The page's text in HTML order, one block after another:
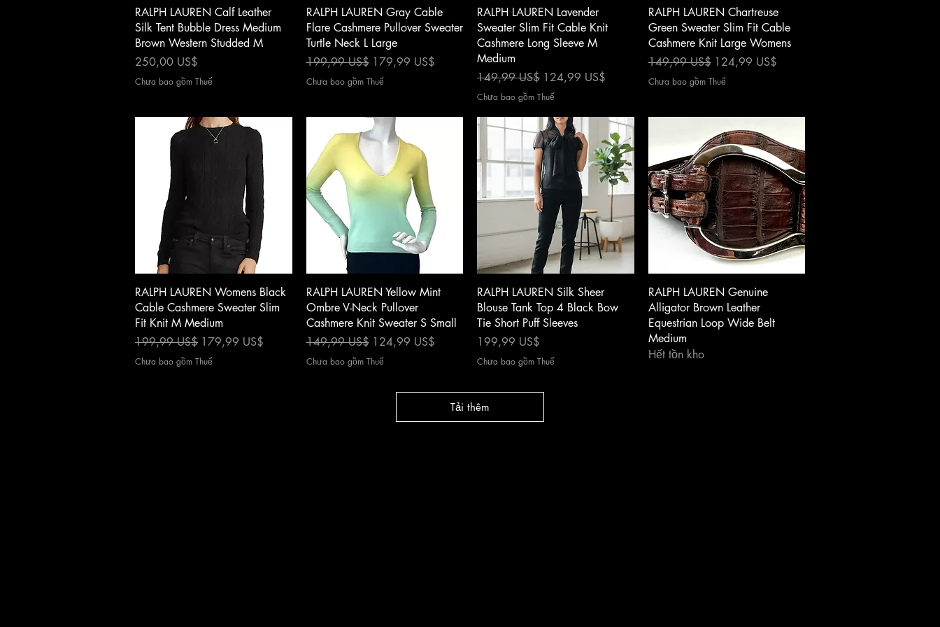
Xem nhanh
RALPH LAUREN Calf Leather
Silk Tent Bubble Dress Medium
Brown Western Studded M
Giá
250,00 US$
Chưa bao gồm Thuế
Xem nhanh
RALPH LAUREN Gray Cable
Flare Cashmere Pullover Sweater
Turtle Neck L Large
Giá thông thường
199,99 US$ Giá bán rẻ
179,99 US$
Chưa bao gồm Thuế
Xem nhanh
RALPH LAUREN Lavender
Sweater Slim Fit Cable Knit
Cashmere Long Sleeve M
Medium
Giá thông thường
149,99 US$ Giá bán rẻ
124,99 US$
Chưa bao gồm Thuế
Xem nhanh
RALPH LAUREN Chartreuse
Green Sweater Slim Fit Cable
Cashmere Knit Large Womens
Giá thông thường
149,99 US$ Giá bán rẻ
124,99 US$
Chưa bao gồm Thuế
Xem nhanh
RALPH LAUREN Womens Black
Cable Cashmere Sweater Slim
Fit Knit M Medium
Giá thông thường
199,99 US$ Giá bán rẻ
179,99 US$
Chưa bao gồm Thuế
Xem nhanh
RALPH LAUREN Yellow Mint
Ombre V-Neck Pullover
Cashmere Knit Sweater S Small
Giá thông thường
149,99 US$ Giá bán rẻ
124,99 US$
Chưa bao gồm Thuế
Xem nhanh
RALPH LAUREN Silk Sheer
Blouse Tank Top 4 Black Bow
Tie Short Puff Sleeves
Giá
199,99 US$
Chưa bao gồm Thuế
Xem nhanh
RALPH LAUREN Genuine
Alligator Brown Leather
Equestrian Loop Wide Belt
Medium
Hết tồn kho
Tải thêm